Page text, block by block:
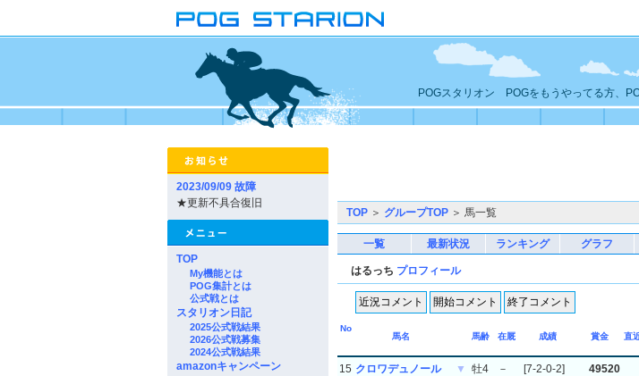
POGスタリオン POGをもうやってる方、
2023/09/09 故障
★更新不具合復旧
TOP
My機能とは
POG集計とは
公式戦とは
スタリオン日記
2025公式戦結果
2026公式戦募集
2024公式戦結果
amazonキャンペーン
TOP ＞ グループTOP ＞ 馬一覧
一覧 最新状況 ランキング グラフ
はるっち プロフィール
No
馬名
馬齢 在厩 成績 賞金 直
15 クロワデュノール ▼ 牡4 － [7-2-0-2] 49520